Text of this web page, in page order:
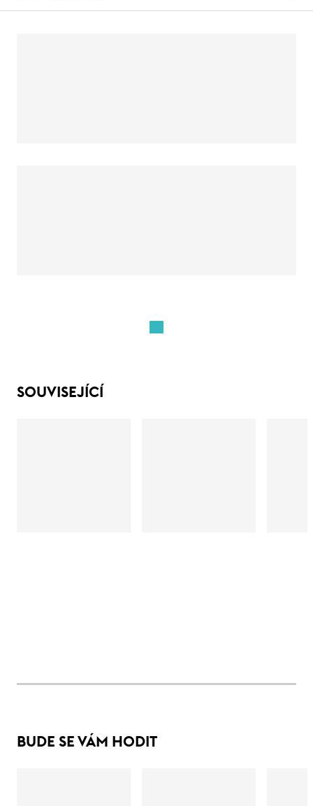
SOUVISEJÍCÍ
BUDE SE VÁM HODIT